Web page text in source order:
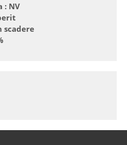
: NV
scadere